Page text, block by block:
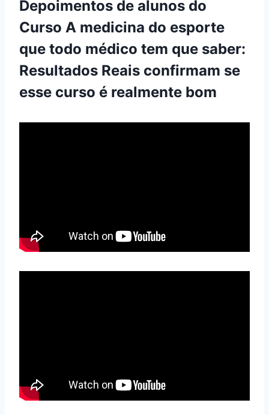
Depoimentos de alunos do
Curso A medicina do esporte
que todo médico tem que saber:
Resultados Reais confirmam se
esse curso é realmente bom